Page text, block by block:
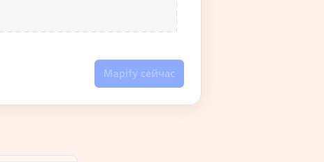
Mapify сейчас